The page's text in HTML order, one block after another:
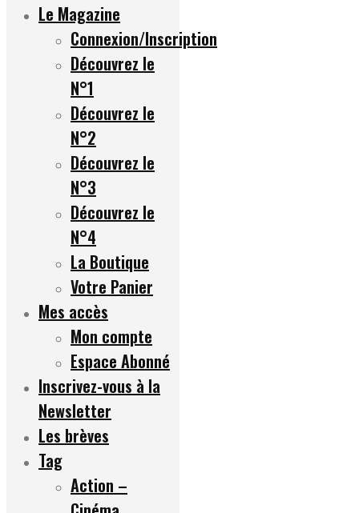
Le Magazine
Connexion/Inscription
Découvrez le
N°1
Découvrez le
N°2
Découvrez le
N°3
Découvrez le
N°4
La Boutique
Votre Panier
Mes accès
Mon compte
Espace Abonné
Inscrivez-vous à la
Newsletter
Les brèves
Tag
Action –